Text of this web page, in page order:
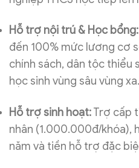
Hỗ trợ nội trú & Học bổng:
đến 100% mức lương cơ
chính sách, dân tộc thiểu
học sinh vùng sâu vùng xa.
Hỗ trợ sinh hoạt:Trợ cấp
nhân (1.000.000đ/khóa),
năm và tiền hỗ trợ đặc